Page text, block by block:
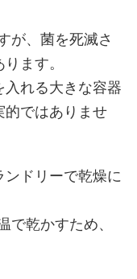
が、菌を死滅さ
ます。
れる大きな容器
的ではありませ
ンドリーで乾燥に
乾かすため、